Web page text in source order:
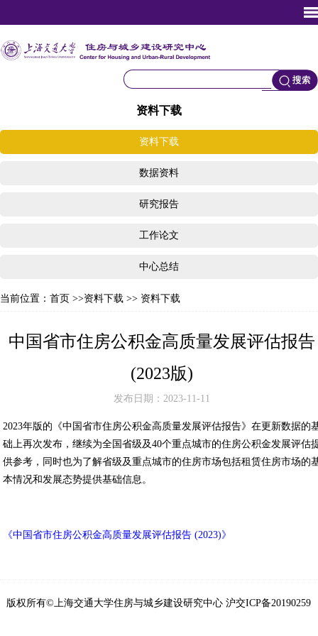
资料下载
资料下载
数据资料
研究报告
工作论文
中心总结
当前位置： 首页 >>资料下载 >> 资料下载
中国省市住房公积金高质量发展评估报告
(2023版)
发布日期：2023-11-11
2023年版的《中国省市住房公积金高质量发展评估报告》在更新数据的
础上再次发布，继续为全国省级及40个重点城市的住房公积金发展评估
供参考，同时也为了解省级及重点城市的住房市场包括租赁住房市场的
本情况和发展态势提供基础信息。
《中国省市住房公积金高质量发展评估报告 (2023)》
版权所有©上海交通大学住房与城乡建设研究中心 沪交ICP备20190259